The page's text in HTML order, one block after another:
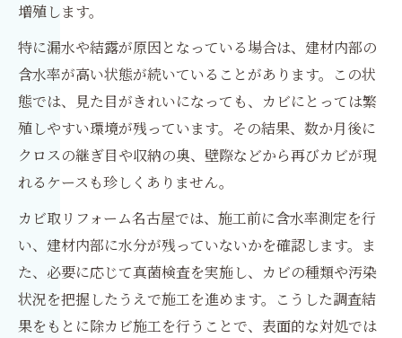
増殖します。
特に漏水や結露が原因となっている場合は、建材内部の
含水率が高い状態が続いていることがあります。この状
態では、見た目がきれいになっても、カビにとっては繁
殖しやすい環境が残っています。その結果、数か月後に
クロスの継ぎ目や収納の奥、壁際などから再びカビが現
れるケースも珍しくありません。
カビ取リフォーム名古屋では、施工前に含水率測定を行
い、建材内部に水分が残っていないかを確認します。ま
た、必要に応じて真菌検査を実施し、カビの種類や汚染
状況を把握したうえで施工を進めます。こうした調査結
果をもとに除カビ施工を行うことで、表面的な対処では